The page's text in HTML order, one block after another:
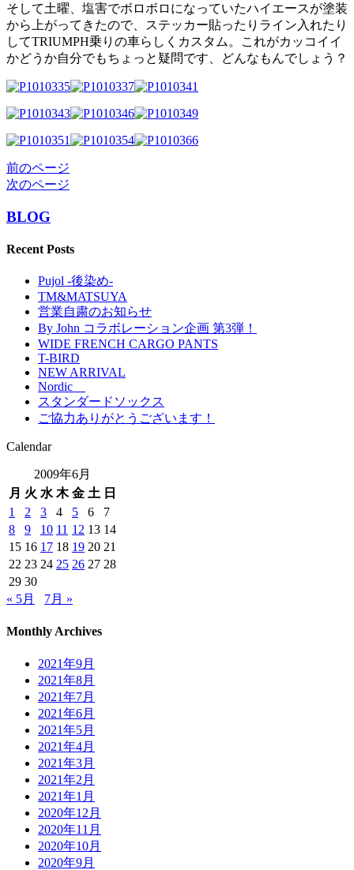
そして土曜、塩害でボロボロになっていたハイエースが塗装
から上がってきたので、ステッカー貼ったりライン入れたり
してTRIUMPH乗りの車らしくカスタム。これがカッコイイ
かどうか自分でもちょっと疑問です、どんなもんでしょう？
前のページ
次のページ
BLOG
Recent Posts
Pujol -後染め-
TM&MATSUYA
営業自粛のお知らせ
By John コラボレーション企画 第3弾！
WIDE FRENCH CARGO PANTS
T-BIRD
NEW ARRIVAL
Nordic
スタンダードソックス
ご協力ありがとうございます！
Calendar
2009年6月
月 火 水 木 金 土 日
1
2 3 4 5 6
7
8
9 10 11 12 13 14
15 16 17 18 19 20 21
22 23 24 25 26 27 28
29 30
« 5月
7月 »
Monthly Archives
2021年9月
2021年8月
2021年7月
2021年6月
2021年5月
2021年4月
2021年3月
2021年2月
2021年1月
2020年12月
2020年11月
2020年10月
2020年9月